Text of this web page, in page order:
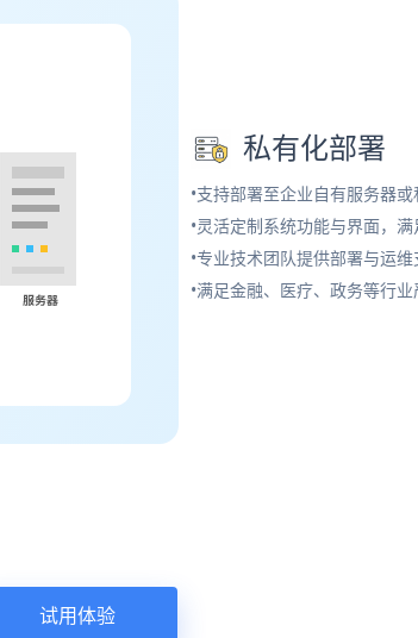
私有化部署
•支持部署至企业自有服务器
•灵活定制系统功能与界面，
•专业技术团队提供部署与运
•满足金融、医疗、政务等行
试用体验